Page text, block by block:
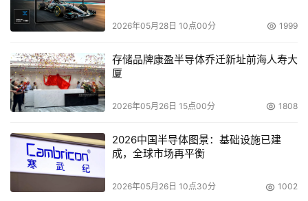
最后一个，我们要实现业务的连续性，这也是非常重要的，
他的系统，整个的成本在这个方面是非常高的。这是一个泰
国的例子，现在看一下基础设施，我们适应新一代数据中心
的发展趋势，下一代的基础设施、下一代的数据中心到底是
怎样的数据中心呢？是基于标准建构模块，通过模块化的软
件环境实现一天24小时，一星期七天，全天候无人职守的
计算环境的IT服务的一种供应链。这样的话，我们有全天候
的环境，只要有我们的客户有什么样的要求就可以及时的解
决，这样可以降低IT运营成本，并且提高服务的质量，还能
2026年05月28日 10点00分 1999
存储品牌康盈半导体乔迁新址前海人寿大
厦
2026年05月26日 15点00分 1808
2026中国半导体图景：基础设施已建
成，全球市场再平衡
2026年05月26日 10点30分 1002